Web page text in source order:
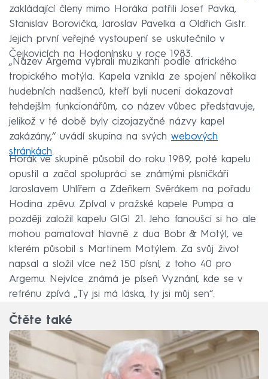
zakládající členy mimo Horáka patřili Josef Pavka,
Stanislav Borovička, Jaroslav Pavelka a Oldřich Gistr.
Jejich první veřejné vystoupení se uskutečnilo v
Čejkovicích na Hodonínsku v roce 1983.
„Název Argema vybrali muzikanti podle afrického
tropického motýla. Kapela vznikla ze spojení několika
hudebních nadšenců, kteří byli nuceni dokazovat
tehdejším funkcionářům, co název vůbec představuje,
jelikož v té době byly cizojazyčné názvy kapel
zakázány,“ uvádí skupina na svých webových
stránkách.
Horák ve skupině působil do roku 1989, poté kapelu
opustil a začal spolupráci se známými písničkáři
Jaroslavem Uhlířem a Zdeňkem Svěrákem na pořadu
Hodina zpěvu. Zpíval v pražské kapele Pumpa a
později založil kapelu GIGI 21. Jeho fanoušci si ho ale
mohou pamatovat hlavně z dua Bobr & Motýl, ve
kterém působil s Martinem Motýlem. Za svůj život
napsal a složil více než 150 písní, z toho 40 pro
Argemu. Nejvíce známá je píseň Vyznání, kde se v
refrénu zpívá „Ty jsi má láska, ty jsi můj sen“.
Čtěte také